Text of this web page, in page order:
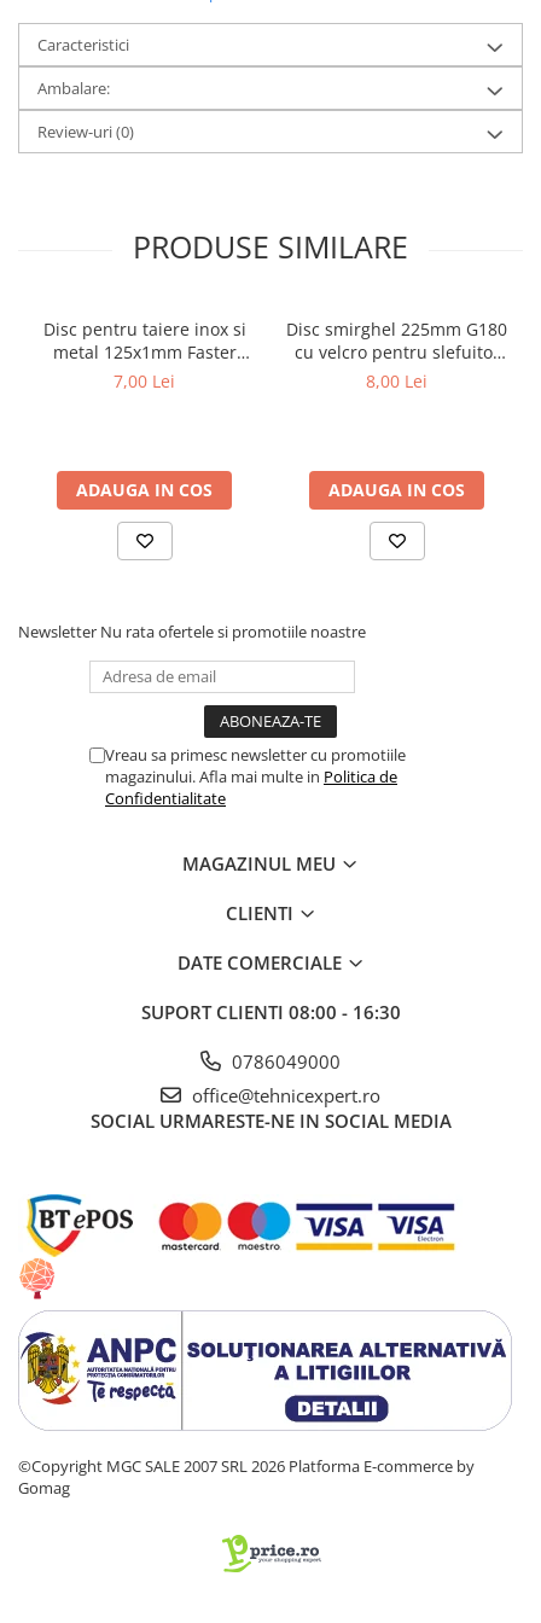
Caracteristici
Ambalare:
Review-uri(0)
PRODUSE SIMILARE
Disc pentru taiere inox si
metal 125x1mm Faster
Tools
7,00 Lei
ADAUGA IN COS
Disc smirghel 225mm G180
cu velcro pentru slefuitor
pereti Faster Tools
8,00 Lei
ADAUGA IN COS
Newsletter Nu rata ofertele si promotiile noastre
Vreau sa primesc newsletter cu promotiile
magazinului. Afla mai multe in Politica de
Confidentialitate
MAGAZINUL MEU
CLIENTI
DATE COMERCIALE
SUPORT CLIENTI 08:00 - 16:30
0786049000
office@tehnicexpert.ro
SOCIAL URMARESTE-NE IN SOCIAL MEDIA
©Copyright MGC SALE 2007 SRL 2026 Platforma E-commerce by
Gomag